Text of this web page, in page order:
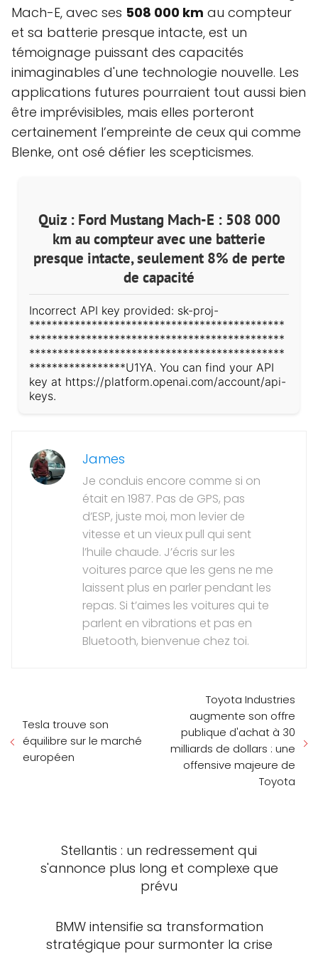
Mach-E, avec ses 508 000 km au compteur
et sa batterie presque intacte, est un
témoignage puissant des capacités
inimaginables d'une technologie nouvelle. Les
applications futures pourraient tout aussi bien
être imprévisibles, mais elles porteront
certainement l’empreinte de ceux qui comme
Blenke, ont osé défier les scepticismes.
Quiz : Ford Mustang Mach-E : 508 000
km au compteur avec une batterie
presque intacte, seulement 8% de perte
de capacité
Incorrect API key provided: sk-proj-
*********************************************
*********************************************
*********************************************
*****************U1YA. You can find your API
key at https://platform.openai.com/account/api-
keys.
James
Je conduis encore comme si on
était en 1987. Pas de GPS, pas
d’ESP, juste moi, mon levier de
vitesse et un vieux pull qui sent
l’huile chaude. J’écris sur les
voitures parce que les gens ne me
laissent plus en parler pendant les
repas. Si t’aimes les voitures qui te
parlent en vibrations et pas en
Bluetooth, bienvenue chez toi.
Tesla trouve son
équilibre sur le marché
européen
Toyota Industries
augmente son offre
publique d'achat à 30
milliards de dollars : une
offensive majeure de
Toyota
Stellantis : un redressement qui
s'annonce plus long et complexe que
prévu
BMW intensifie sa transformation
stratégique pour surmonter la crise